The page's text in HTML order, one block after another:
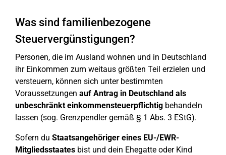
Was sind familienbezogene
Steuervergünstigungen?
Personen, die im Ausland wohnen und in Deutschland
ihr Einkommen zum weitaus größten Teil erzielen und
versteuern, können sich unter bestimmten
Voraussetzungen auf Antrag in Deutschland als
unbeschränkt einkommensteuerpflichtig behandeln
lassen (sog. Grenzpendler gemäß § 1 Abs. 3 EStG).
Sofern du Staatsangehöriger eines EU-/EWR-
Mitgliedsstaates bist und dein Ehegatte oder Kind